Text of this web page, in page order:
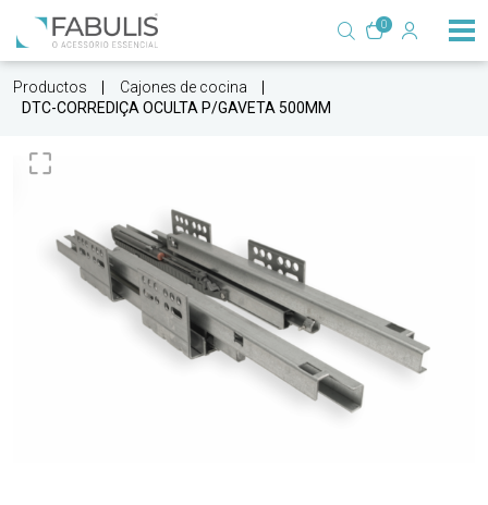
0
Productos
Cajones de cocina
DTC-CORREDIÇA OCULTA P/GAVETA 500MM